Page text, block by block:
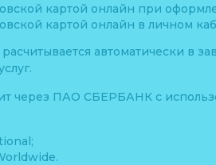
картой онлайн при
картой онлайн в личном
автоматически в
через ПАО СБЕРБАНК с